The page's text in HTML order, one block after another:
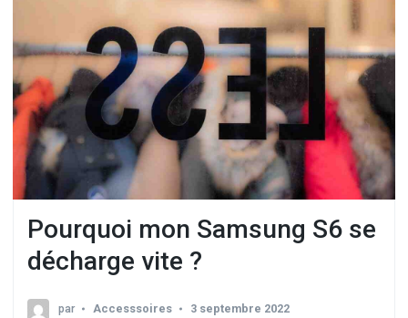
Pourquoi mon Samsung S6 se
décharge vite ?
par Accesssoires 3 septembre 2022